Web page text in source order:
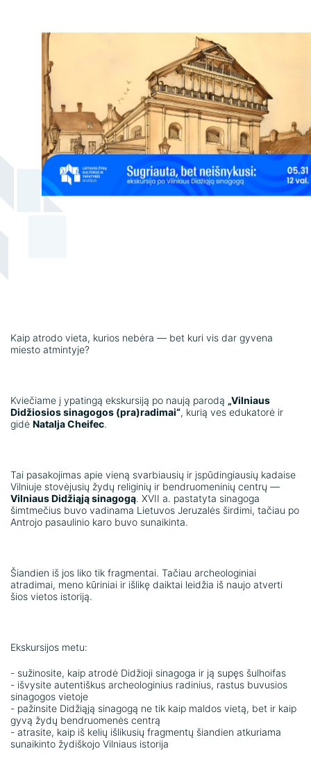
Konsultacijų ir ekspertizių paslaugos
Kaip atrodo vieta, kurios nebėra — bet kuri vis dar gyvena
miesto atmintyje?
Kviečiame į ypatingą ekskursiją po naują parodą „Vilniaus
Didžiosios sinagogos (pra)radimai“, kurią ves edukatorė ir
gidė Natalja Cheifec.
Tai pasakojimas apie vieną svarbiausių ir įspūdingiausių kadaise
Vilniuje stovėjusių žydų religinių ir bendruomeninių centrų —
Vilniaus Didžiąją sinagogą. XVII a. pastatyta sinagoga
šimtmečius buvo vadinama Lietuvos Jeruzalės širdimi, tačiau po
Antrojo pasaulinio karo buvo sunaikinta.
Šiandien iš jos liko tik fragmentai. Tačiau archeologiniai
atradimai, meno kūriniai ir išlikę daiktai leidžia iš naujo atverti
šios vietos istoriją.
Ekskursijos metu:
- sužinosite, kaip atrodė Didžioji sinagoga ir ją supęs šulhoifas
- išvysite autentiškus archeologinius radinius, rastus buvusios
sinagogos vietoje
- pažinsite Didžiąją sinagogą ne tik kaip maldos vietą, bet ir kaip
gyvą žydų bendruomenės centrą
- atrasite, kaip iš kelių išlikusių fragmentų šiandien atkuriama
sunaikinto žydiškojo Vilniaus istorija